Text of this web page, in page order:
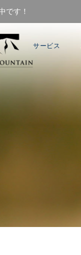
です！
サービス